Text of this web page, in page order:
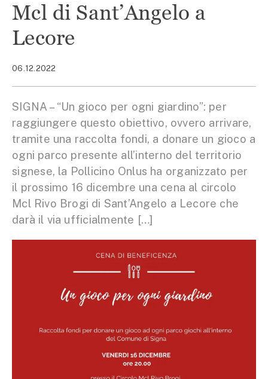
Mcl di Sant’Angelo a
Lecore
06.12.2022
SIGNA – “Un gioco per ogni giardino”: per
raggiungere questo obiettivo, ovvero arrivare,
tramite una raccolta fondi, a donare un gioco a
ogni parco presente all’interno del territorio
signese, la Pollicino Onlus ha organizzato per
il prossimo 16 dicembre una cena al circolo
Mcl Rivo Brogi di Sant’Angelo a Lecore che
darà il via ufficialmente […]